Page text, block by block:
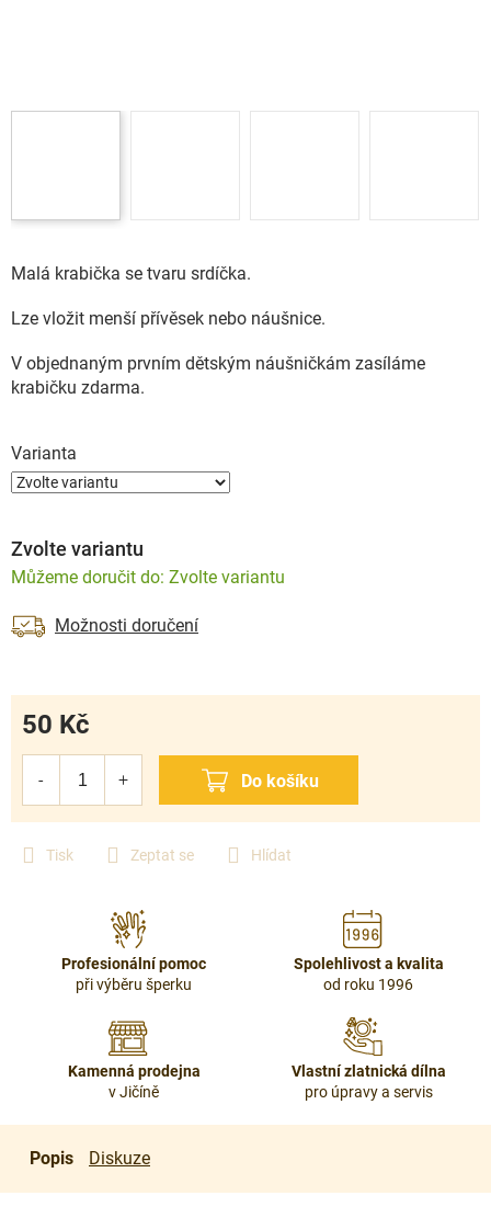
Varianta
Malá krabička se tvaru srdíčka.
Lze vložit menší přívěsek nebo náušnice.
V objednaným prvním dětským náušničkám zasíláme
krabičku zdarma.
Tisk Zeptat se Hlídat
Zvolte variantu
Zvolte variantu
Možnosti doručení
50 Kč
Profesionální pomoc
při výběru šperku
Spolehlivost a kvalita
od roku 1996
Kamenná prodejna
v Jičíně
Vlastní zlatnická dílna
pro úpravy a servis
Popis Diskuze